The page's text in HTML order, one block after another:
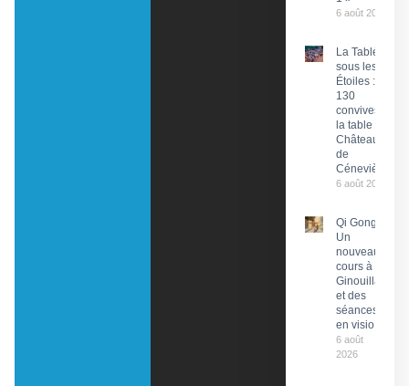
6 août 2026
La Tablée
sous les
Étoiles :
130
convives à
la table du
Château
de
Cénevières
6 août 2026
Qi Gong :
Un
nouveau
cours à
Ginouillac
et des
séances
en visio
6 août
2026